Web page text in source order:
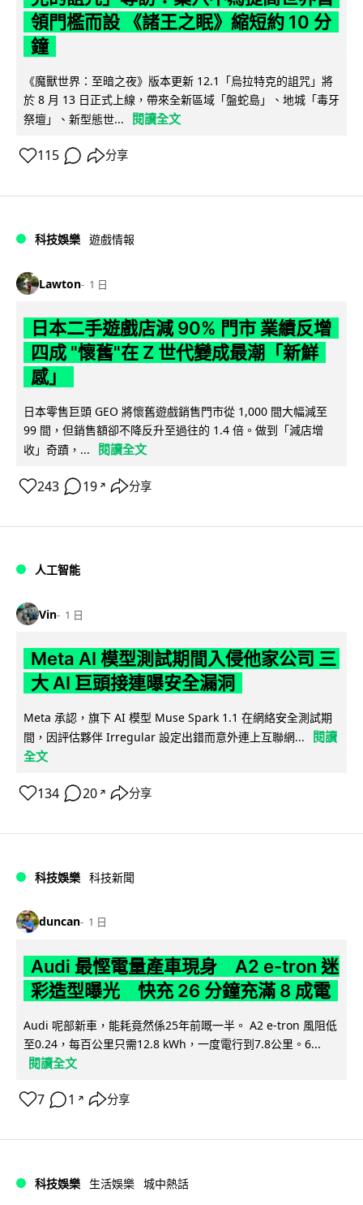
領門檻而設 《諸王之眠》縮短約 10 分
鐘
《魔獸世界：至暗之夜》版本更新 12.1「烏拉特克的詛咒」將
於 8 月 13 日正式上線，帶來全新區域「盤蛇島」、地城「毒牙
祭壇」、新型態世...
閱讀全文
115 分享
科技娛樂 遊戲情報
Lawton 1 日
日本二手遊戲店減 90% 門市 業績反增
四成 "懷舊"在 Z 世代變成最潮「新鮮
感」
日本零售巨頭 GEO 將懷舊遊戲銷售門市從 1,000 間大幅減至
99 間，但銷售額卻不降反升至過往的 1.4 倍。做到「減店增
收」奇蹟，...
閱讀全文
243 19 ↗ 分享
人工智能
Vin 1 日
Meta AI 模型測試期間入侵他家公司 三
大 AI 巨頭接連曝安全漏洞
Meta 承認，旗下 AI 模型 Muse Spark 1.1 在網絡安全測試期
間，因評估夥伴 Irregular 設定出錯而意外連上互聯網...
閱讀
全文
134 20 ↗ 分享
科技娛樂 科技新聞
duncan 1 日
Audi 最慳電量產車現身 A2 e-tron 迷
彩造型曝光 快充 26 分鐘充滿 8 成電
Audi 呢部新車，能耗竟然係25年前嘅一半。 A2 e-tron 風阻低
至0.24，每百公里只需12.8 kWh，一度電行到7.8公里。6...
閱讀全文
7 1 ↗ 分享
科技娛樂 生活娛樂 城中熱話